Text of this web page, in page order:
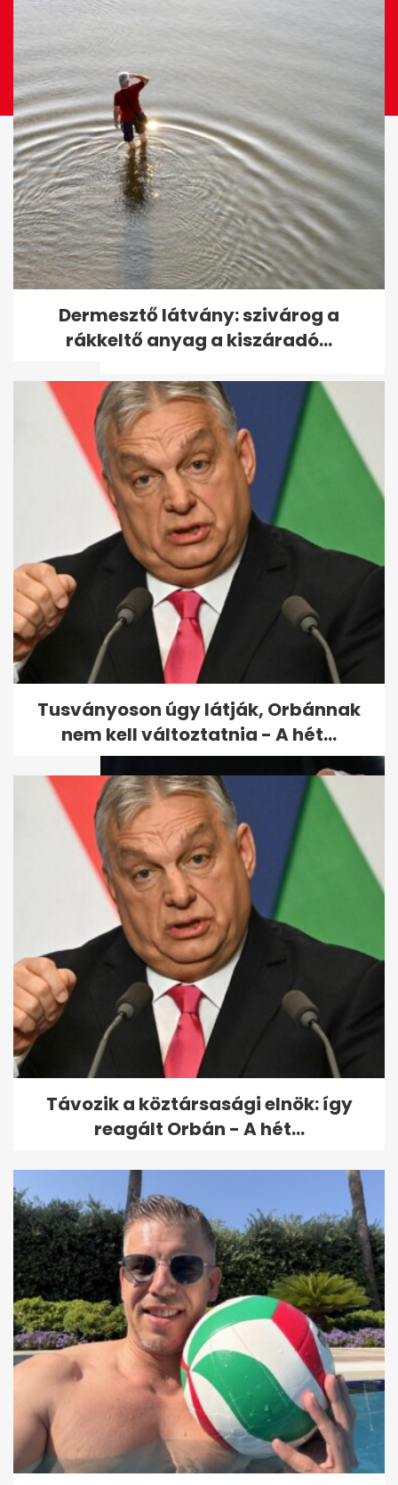
A pszichológia szerint ez a
nyudíjba vonulás legnehezebb
része -...
Vannak nyugdíjasok, akik túl
sokat takarítanak meg - és
túl...
Nyugdíjas Szervezetek
Egyeztető Tanácsa: a
jelenlegi...
Dermesztő látvány: szivárog a
rákkeltő anyag a kiszáradó...
Tusványoson úgy látják, Orbánnak
nem kell változtatnia - A hét...
Távozik a köztársasági elnök: így
reagált Orbán - A hét...